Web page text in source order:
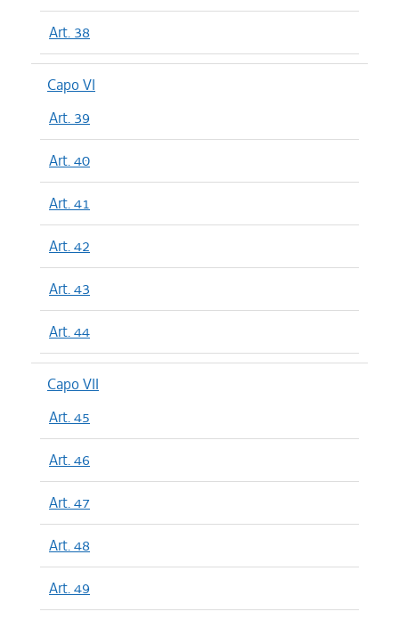
Art. 38
Capo VI
Art. 39
Art. 40
Art. 41
Art. 42
Art. 43
Art. 44
Capo VII
Art. 45
Art. 46
Art. 47
Art. 48
Art. 49